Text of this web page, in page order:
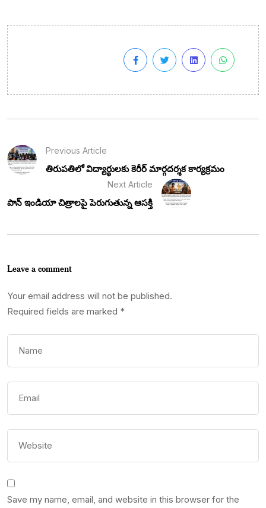
Previous Article
తిరుపతిలో విద్యార్థులకు కెరీర్ మార్గదర్శక కార్యక్రమం
Next Article
పాన్ ఇండియా చిత్రాలపై పెరుగుతున్న ఆసక్తి
Leave a comment
Your email address will not be published.
Required fields are marked *
Save my name, email, and website in this browser for the